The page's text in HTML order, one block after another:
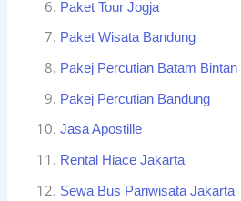
Paket Tour Jogja
Paket Wisata Bandung
Pakej Percutian Batam Bintan
Pakej Percutian Bandung
Jasa Apostille
Rental Hiace Jakarta
Sewa Bus Pariwisata Jakarta